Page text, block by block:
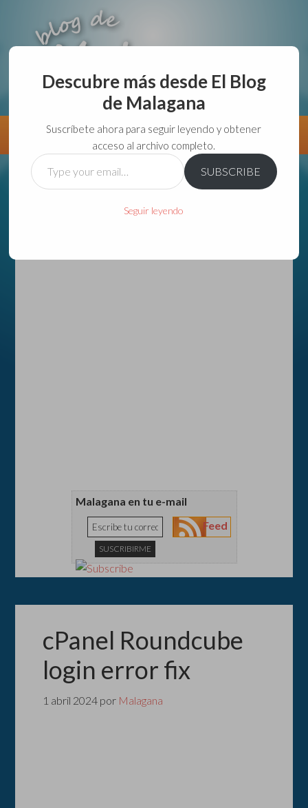
aunque lo haga de malas lo hago....
Información Directorio VivirGuadalajara
Malagana en tu e-mail
Feed
cPanel Roundcube
login error fix
1 abril 2024 por Malagana
Descubre más desde El Blog
de Malagana
Suscríbete ahora para seguir leyendo y obtener
acceso al archivo completo.
Type
your
SUBSCRIBE
Seguir leyendo